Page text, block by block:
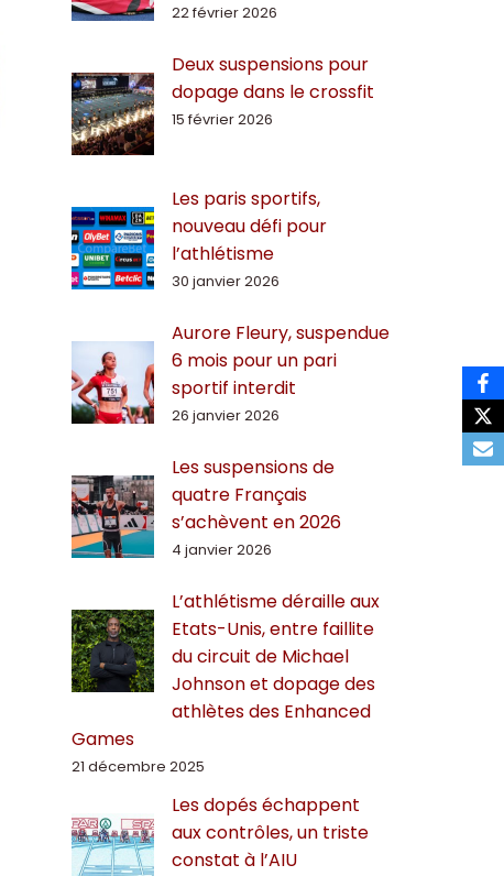
22 février 2026
Deux suspensions pour
dopage dans le crossfit
15 février 2026
Les paris sportifs,
nouveau défi pour
l’athlétisme
30 janvier 2026
Aurore Fleury, suspendue
6 mois pour un pari
sportif interdit
26 janvier 2026
Les suspensions de
quatre Français
s’achèvent en 2026
4 janvier 2026
L’athlétisme déraille aux
Etats-Unis, entre faillite
du circuit de Michael
Johnson et dopage des
athlètes des Enhanced
Games
21 décembre 2025
Les dopés échappent
aux contrôles, un triste
constat à l’AIU